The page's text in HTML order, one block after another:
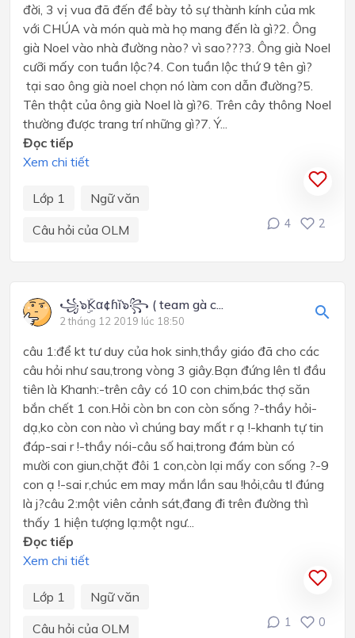
đời, 3 vị vua đã đến để bày tỏ sự thành kính của mk
với CHÚA và món quà mà họ mang đến là gì?2. Ông
già Noel vào nhà đường nào? vì sao???3. Ông già Noel
cưỡi mấy con tuần lộc?4. Con tuần lộc thứ 9 tên gì?
tại sao ông già noel chọn nó làm con dẫn đường?5.
Tên thật của ông già Noel là gì?6. Trên cây thông Noel
thường được trang trí những gì?7. Ý...
Đọc tiếp
Xem chi tiết
Lớp 1
Ngữ văn
Câu hỏi của OLM
4 2
꧁๖ۣۜKα¢ɦĭ๖꧂ ( team gà c...
2 tháng 12 2019 lúc 18:50
câu 1:để kt tư duy của hok sinh,thầy giáo đã cho các
câu hỏi như sau,trong vòng 3 giây.Bạn đứng lên tl đầu
tiên là Khanh:-trên cây có 10 con chim,bác thợ săn
bắn chết 1 con.Hỏi còn bn con còn sống ?-thầy hỏi-
dạ,ko còn con nào vì chúng bay mất r ạ !-khanh tự tin
đáp-sai r !-thầy nói-câu số hai,trong đám bùn có
mười con giun,chặt đôi 1 con,còn lại mấy con sống ?-9
con ạ !-sai r,chúc em may mắn lần sau !hỏi,câu tl đúng
là j?câu 2:một viên cảnh sát,đang đi trên đường thì
thấy 1 hiện tượng lạ:một ngư...
Đọc tiếp
Xem chi tiết
Lớp 1
Ngữ văn
Câu hỏi của OLM
1 0